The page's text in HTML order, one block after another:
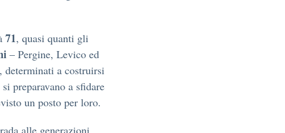
71, quasi quanti gli
– Pergine, Levico ed
a costruirsi
preparavano a sfidare
un posto per loro.
alle generazioni